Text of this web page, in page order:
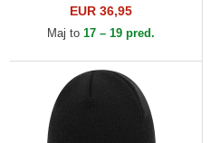
Football Club Premier League
New Era
EUR 36,95
Maj to 17 – 19 pred.